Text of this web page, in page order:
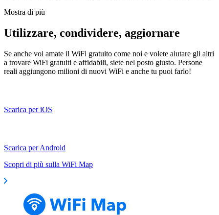
Mostra di più
Utilizzare, condividere, aggiornare
Se anche voi amate il WiFi gratuito come noi e volete aiutare gli altri
a trovare WiFi gratuiti e affidabili, siete nel posto giusto. Persone
reali aggiungono milioni di nuovi WiFi e anche tu puoi farlo!
Scarica per iOS
Scarica per Android
Scopri di più sulla WiFi Map